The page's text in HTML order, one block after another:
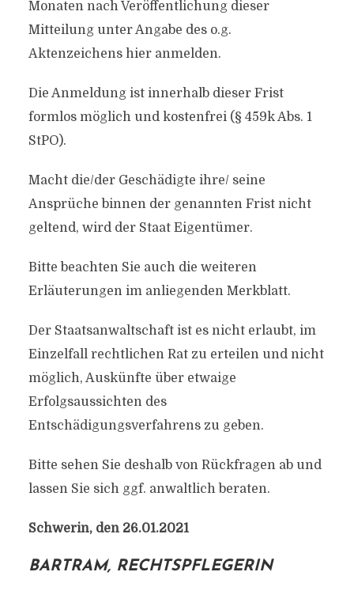
Monaten nach Veröffentlichung dieser
Mitteilung unter Angabe des o.g.
Aktenzeichens hier anmelden.
Die Anmeldung ist innerhalb dieser Frist
formlos möglich und kostenfrei (§ 459k Abs. 1
StPO).
Macht die/​der Geschädigte ihre/​ seine
Ansprüche binnen der genannten Frist nicht
geltend, wird der Staat Eigentümer.
Bitte beachten Sie auch die weiteren
Erläuterungen im anliegenden Merkblatt.
Der Staatsanwaltschaft ist es nicht erlaubt, im
Einzelfall rechtlichen Rat zu erteilen und nicht
möglich, Auskünfte über etwaige
Erfolgsaussichten des
Entschädigungsverfahrens zu geben.
Bitte sehen Sie deshalb von Rückfragen ab und
lassen Sie sich ggf. anwaltlich beraten.
Schwerin, den 26.01.2021
BARTRAM, RECHTSPFLEGERIN